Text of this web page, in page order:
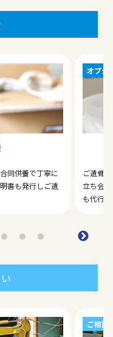
同供養で丁寧に
書も発行しご遺
オプシ
ご遺骨
立ち会
も代行
ご相談